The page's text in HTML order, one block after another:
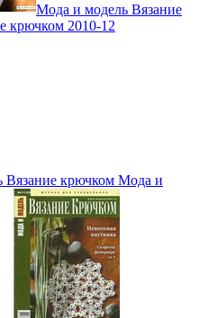
Мода и модель Вязание
крючком 2010-12
Вязание крючком Мода и